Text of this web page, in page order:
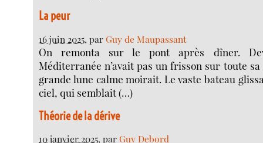
La peur
16 juin 2025, parGuy de Maupassant
On remonta sur le pont après dîner.
Méditerranée n’avait pas un frisson sur toute sa
grande lune calme moirait. Le vaste bateau
ciel, qui semblait (…)
Théorie de la dérive
10 janvier 2025, parGuy Debord